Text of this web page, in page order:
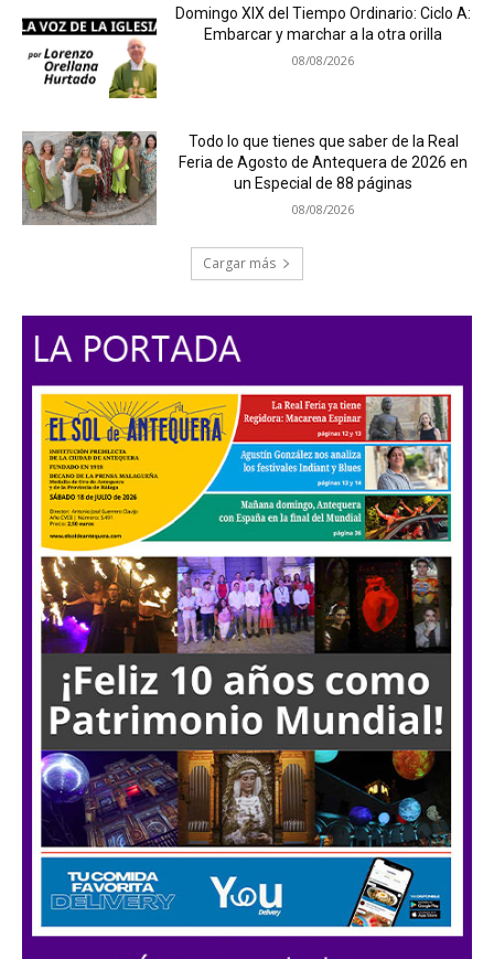
Domingo XIX del Tiempo Ordinario: Ciclo A:
Embarcar y marchar a la otra orilla
08/08/2026
Todo lo que tienes que saber de la Real
Feria de Agosto de Antequera de 2026 en
un Especial de 88 páginas
08/08/2026
Cargar más